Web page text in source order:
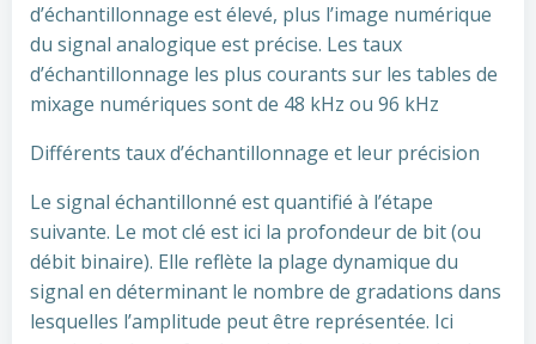
d’échantillonnage est élevé, plus l’image numérique
du signal analogique est précise. Les taux
d’échantillonnage les plus courants sur les tables de
mixage numériques sont de 48 kHz ou 96 kHz
Différents taux d’échantillonnage et leur précision
Le signal échantillonné est quantifié à l’étape
suivante. Le mot clé est ici la profondeur de bit (ou
débit binaire). Elle reflète la plage dynamique du
signal en déterminant le nombre de gradations dans
lesquelles l’amplitude peut être représentée. Ici